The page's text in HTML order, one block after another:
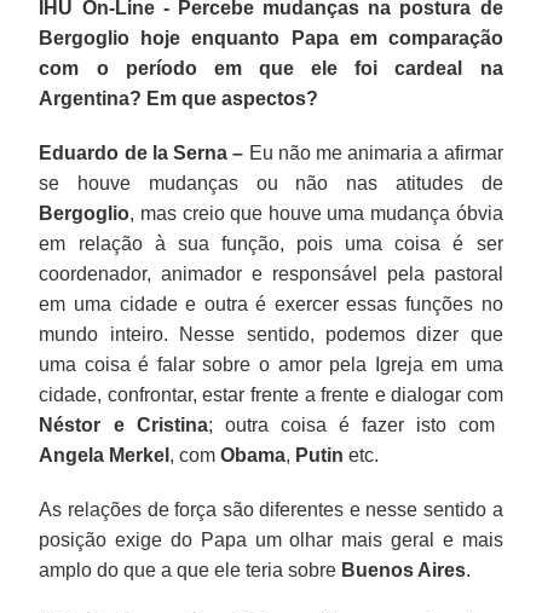
IHU On-Line - Percebe mudanças na postura de
Bergoglio hoje enquanto Papa em comparação
com o período em que ele foi cardeal na
Argentina? Em que aspectos?
Eduardo de la Serna – Eu não me animaria a afirmar
se houve mudanças ou não nas atitudes de
Bergoglio, mas creio que houve uma mudança óbvia
em relação à sua função, pois uma coisa é ser
coordenador, animador e responsável pela pastoral
em uma cidade e outra é exercer essas funções no
mundo inteiro. Nesse sentido, podemos dizer que
uma coisa é falar sobre o amor pela Igreja em uma
cidade, confrontar, estar frente a frente e dialogar com
Néstor e Cristina; outra coisa é fazer isto com
Angela Merkel , comObama, Putin etc.
As relações de força são diferentes e nesse sentido a
posição exige do Papa um olhar mais geral e mais
amplo do que a que ele teria sobre Buenos Aires.